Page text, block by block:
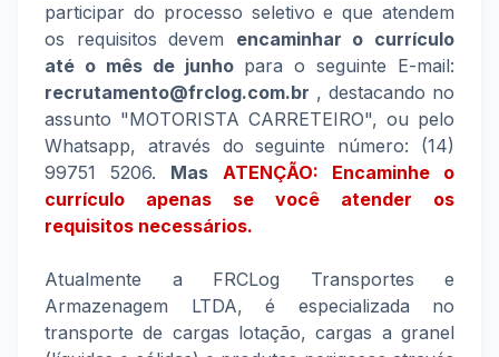
participar do processo seletivo e que atendem
os requisitos devem encaminhar o currículo
até o mês de junhopara o seguinte E-mail:
recrutamento@frclog.com.br , destacando no
assunto "MOTORISTA CARRETEIRO", ou pelo
Whatsapp, através do seguinte número: (14)
99751 5206. Mas ATENÇÃO: Encaminhe o
currículo apenas se você atender os
requisitos necessários.
Atualmente a FRCLog Transportes e
Armazenagem LTDA, é especializada no
transporte de cargas lotação, cargas a granel